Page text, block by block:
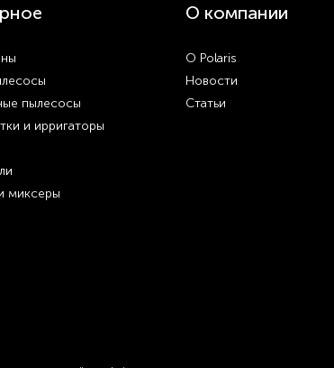
пылесосы
и ирригаторы
миксеры
О компании
О Polaris
Новости
Статьи